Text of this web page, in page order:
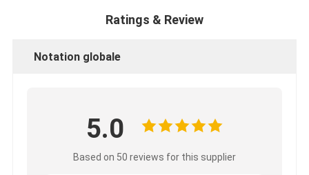
Ratings & Review
Notation globale
5.0
Based on 50 reviews for this supplier